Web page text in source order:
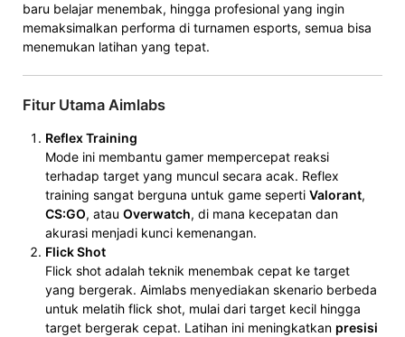
baru belajar menembak, hingga profesional yang ingin
memaksimalkan performa di turnamen esports, semua bisa
menemukan latihan yang tepat.
Fitur Utama Aimlabs
Reflex Training
Mode ini membantu gamer mempercepat reaksi
terhadap target yang muncul secara acak. Reflex
training sangat berguna untuk game seperti Valorant,
CS:GO, atau Overwatch, di mana kecepatan dan
akurasi menjadi kunci kemenangan.
Flick Shot
Flick shot adalah teknik menembak cepat ke target
yang bergerak. Aimlabs menyediakan skenario berbeda
untuk melatih flick shot, mulai dari target kecil hingga
target bergerak cepat. Latihan ini meningkatkan presisi